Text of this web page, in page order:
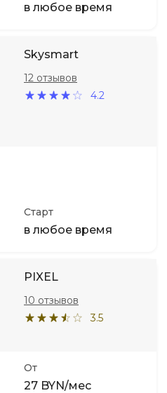
в любое время
Skysmart
4.2
12 отзывов
Старт
в любое время
PIXEL
3.5
10 отзывов
От
27 BYN/мес